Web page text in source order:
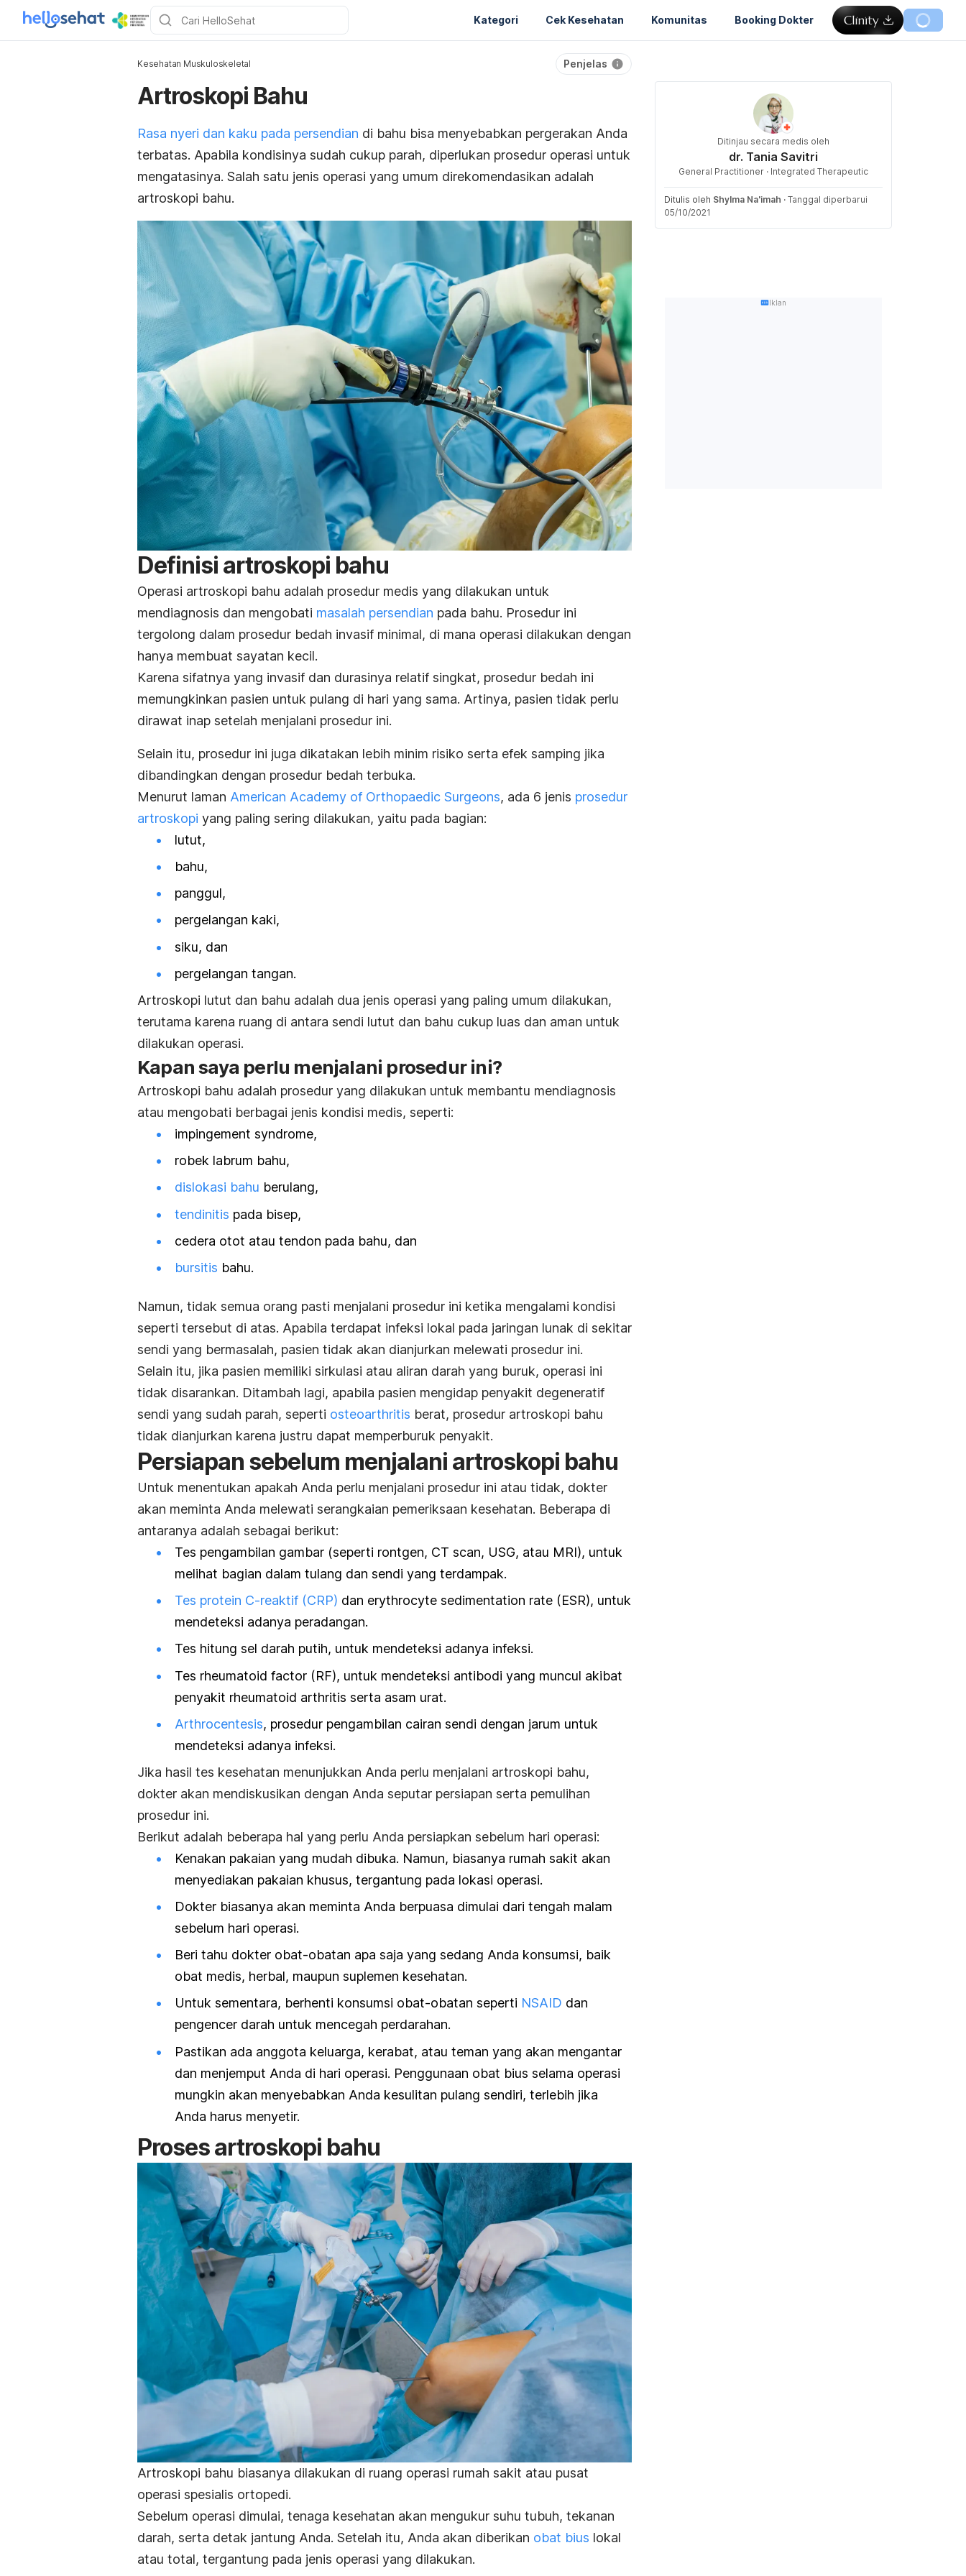
Kategori Cek Kesehatan Komunitas Booking Dokter
Kesehatan Muskuloskeletal Penjelas
Artroskopi Bahu
Rasa nyeri dan kaku pada persendian di bahu bisa menyebabkan pergerakan Anda
terbatas. Apabila kondisinya sudah cukup parah, diperlukan prosedur operasi untuk
mengatasinya. Salah satu jenis operasi yang umum direkomendasikan adalah
artroskopi bahu.
Definisi artroskopi bahu
Operasi artroskopi bahu adalah prosedur medis yang dilakukan untuk
mendiagnosis dan mengobati masalah persendian pada bahu. Prosedur ini
tergolong dalam prosedur bedah invasif minimal, di mana operasi dilakukan dengan
hanya membuat sayatan kecil.
Karena sifatnya yang invasif dan durasinya relatif singkat, prosedur bedah ini
memungkinkan pasien untuk pulang di hari yang sama. Artinya, pasien tidak perlu
dirawat inap setelah menjalani prosedur ini.
Selain itu, prosedur ini juga dikatakan lebih minim risiko serta efek samping jika
dibandingkan dengan prosedur bedah terbuka.
Menurut laman American Academy of Orthopaedic Surgeons, ada 6 jenis prosedur
artroskopi yang paling sering dilakukan, yaitu pada bagian:
lutut,
bahu,
panggul,
pergelangan kaki,
siku, dan
pergelangan tangan.
Artroskopi lutut dan bahu adalah dua jenis operasi yang paling umum dilakukan,
terutama karena ruang di antara sendi lutut dan bahu cukup luas dan aman untuk
dilakukan operasi.
Kapan saya perlu menjalani prosedur ini?
Artroskopi bahu adalah prosedur yang dilakukan untuk membantu mendiagnosis
atau mengobati berbagai jenis kondisi medis, seperti:
impingement syndrome,
robek labrum bahu,
dislokasi bahu berulang,
tendinitis pada bisep,
cedera otot atau tendon pada bahu, dan
bursitis bahu.
Namun, tidak semua orang pasti menjalani prosedur ini ketika mengalami kondisi
seperti tersebut di atas. Apabila terdapat infeksi lokal pada jaringan lunak di sekitar
sendi yang bermasalah, pasien tidak akan dianjurkan melewati prosedur ini.
Selain itu, jika pasien memiliki sirkulasi atau aliran darah yang buruk, operasi ini
tidak disarankan. Ditambah lagi, apabila pasien mengidap penyakit degeneratif
sendi yang sudah parah, seperti osteoarthritis berat, prosedur artroskopi bahu
tidak dianjurkan karena justru dapat memperburuk penyakit.
Persiapan sebelum menjalani artroskopi bahu
Untuk menentukan apakah Anda perlu menjalani prosedur ini atau tidak, dokter
akan meminta Anda melewati serangkaian pemeriksaan kesehatan. Beberapa di
antaranya adalah sebagai berikut:
Tes pengambilan gambar (seperti rontgen, CT scan, USG, atau MRI), untuk
melihat bagian dalam tulang dan sendi yang terdampak.
Tes protein C-reaktif (CRP) dan erythrocyte sedimentation rate (ESR), untuk
mendeteksi adanya peradangan.
Tes hitung sel darah putih, untuk mendeteksi adanya infeksi.
Tes rheumatoid factor (RF), untuk mendeteksi antibodi yang muncul akibat
penyakit rheumatoid arthritis serta asam urat.
Arthrocentesis, prosedur pengambilan cairan sendi dengan jarum untuk
mendeteksi adanya infeksi.
Jika hasil tes kesehatan menunjukkan Anda perlu menjalani artroskopi bahu,
dokter akan mendiskusikan dengan Anda seputar persiapan serta pemulihan
prosedur ini.
Berikut adalah beberapa hal yang perlu Anda persiapkan sebelum hari operasi:
Kenakan pakaian yang mudah dibuka. Namun, biasanya rumah sakit akan
menyediakan pakaian khusus, tergantung pada lokasi operasi.
Dokter biasanya akan meminta Anda berpuasa dimulai dari tengah malam
sebelum hari operasi.
Beri tahu dokter obat-obatan apa saja yang sedang Anda konsumsi, baik
obat medis, herbal, maupun suplemen kesehatan.
Untuk sementara, berhenti konsumsi obat-obatan seperti NSAID dan
pengencer darah untuk mencegah perdarahan.
Pastikan ada anggota keluarga, kerabat, atau teman yang akan mengantar
dan menjemput Anda di hari operasi. Penggunaan obat bius selama operasi
mungkin akan menyebabkan Anda kesulitan pulang sendiri, terlebih jika
Anda harus menyetir.
Proses artroskopi bahu
Artroskopi bahu biasanya dilakukan di ruang operasi rumah sakit atau pusat
operasi spesialis ortopedi.
Sebelum operasi dimulai, tenaga kesehatan akan mengukur suhu tubuh, tekanan
darah, serta detak jantung Anda. Setelah itu, Anda akan diberikan obat bius lokal
atau total, tergantung pada jenis operasi yang dilakukan.
Ditinjau secara medis oleh
dr. Tania Savitri
General Practitioner · Integrated Therapeutic
Ditulis oleh Shylma Na'imah · Tanggal diperbarui
05/10/2021
Iklan